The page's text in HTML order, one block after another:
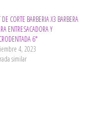
DE CORTE BARBERIA X3 BARBERA
ENTRESACADORA Y
6″
4, 2023
similar